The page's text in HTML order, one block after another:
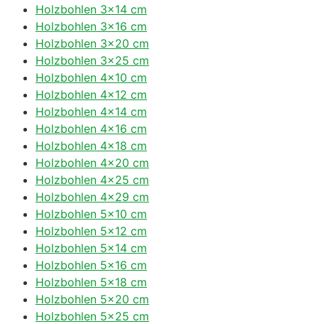
Holzbohlen 3×14 cm
Holzbohlen 3×16 cm
Holzbohlen 3×20 cm
Holzbohlen 3×25 cm
Holzbohlen 4×10 cm
Holzbohlen 4×12 cm
Holzbohlen 4×14 cm
Holzbohlen 4×16 cm
Holzbohlen 4×18 cm
Holzbohlen 4×20 cm
Holzbohlen 4×25 cm
Holzbohlen 4×29 cm
Holzbohlen 5×10 cm
Holzbohlen 5×12 cm
Holzbohlen 5×14 cm
Holzbohlen 5×16 cm
Holzbohlen 5×18 cm
Holzbohlen 5×20 cm
Holzbohlen 5×25 cm